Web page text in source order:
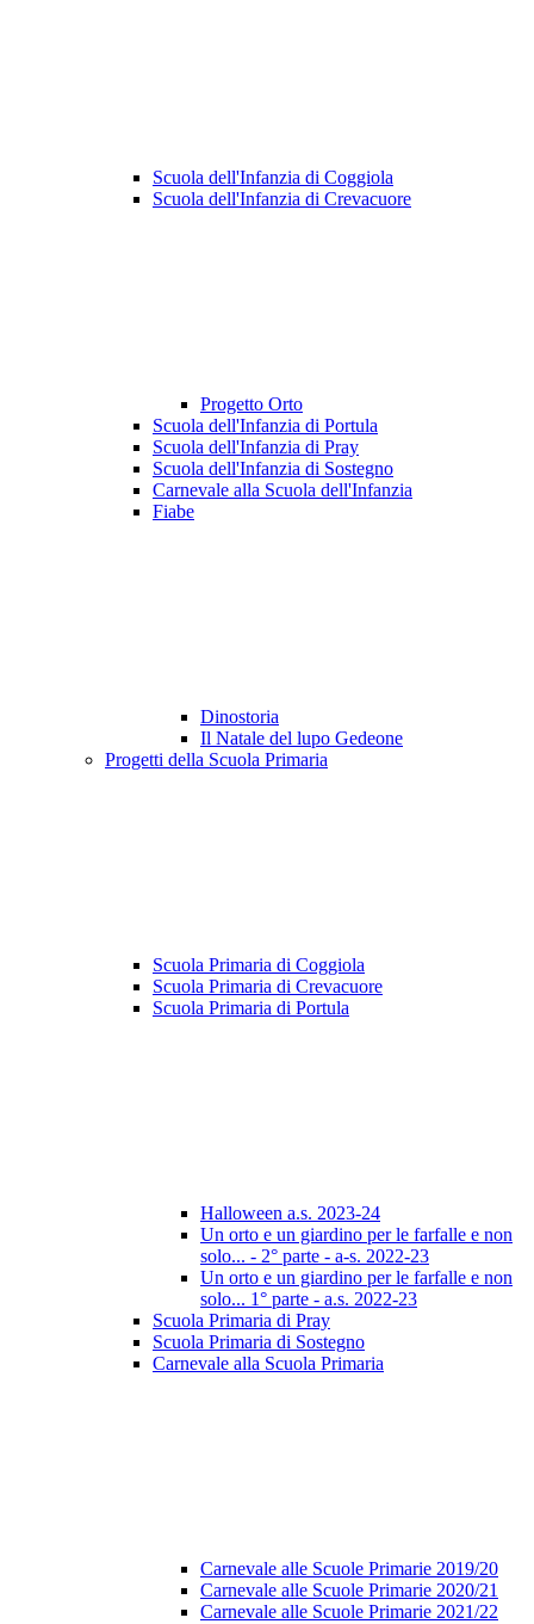
Scuola dell'Infanzia di Coggiola
Scuola dell'Infanzia di Crevacuore
Progetto Orto
Scuola dell'Infanzia di Portula
Scuola dell'Infanzia di Pray
Scuola dell'Infanzia di Sostegno
Carnevale alla Scuola dell'Infanzia
Fiabe
Dinostoria
Il Natale del lupo Gedeone
Progetti della Scuola Primaria
Scuola Primaria di Coggiola
Scuola Primaria di Crevacuore
Scuola Primaria di Portula
Halloween a.s. 2023-24
Un orto e un giardino per le farfalle e non
solo... - 2° parte - a-s. 2022-23
Un orto e un giardino per le farfalle e non
solo... 1° parte - a.s. 2022-23
Scuola Primaria di Pray
Scuola Primaria di Sostegno
Carnevale alla Scuola Primaria
Carnevale alle Scuole Primarie 2019/20
Carnevale alle Scuole Primarie 2020/21
Carnevale alle Scuole Primarie 2021/22